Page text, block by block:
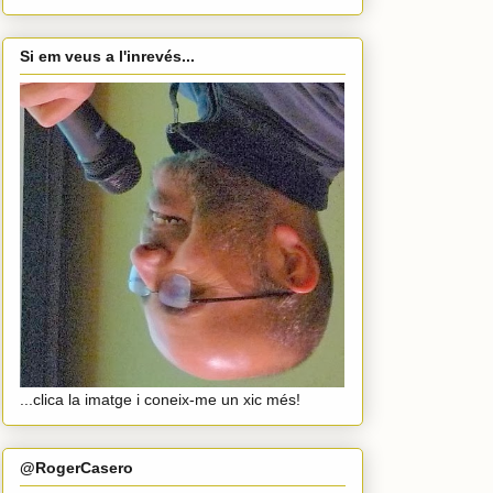
Si em veus a l'inrevés...
...clica la imatge i coneix-me un xic més!
@RogerCasero